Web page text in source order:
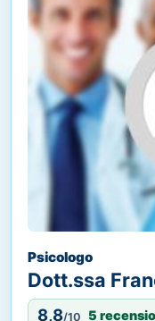
Psicologo
Dott.ssa
8,8/10 5